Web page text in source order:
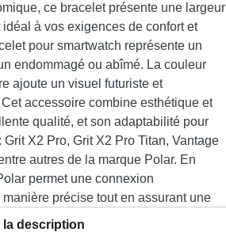
ce bracelet présente une largeur
à vos exigences de confort et
pour smartwatch représente un
endommagé ou abîmé. La couleur
ajoute un visuel futuriste et
accessoire combine esthétique et
qualité, et son adaptabilité pour
X2 Pro, Grit X2 Pro Titan, Vantage
autres de la marque Polar. En
permet une connexion
précise tout en assurant une
description